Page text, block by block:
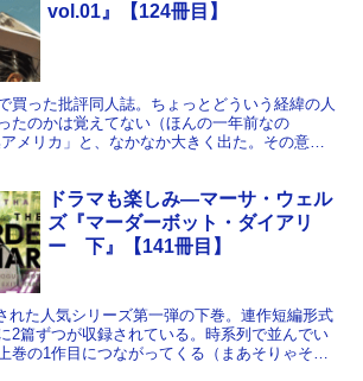
vol.01』【124冊目】
買った批評同人誌。ちょっとどういう経緯の人
たのかは覚えてない（ほんの一年前なの
メリカ」と、なかなか大きく出た。その意気
ドラマも楽しみ―マーサ・ウェル
ズ『マーダーボット・ダイアリ
ー 下』【141冊目】
れた人気シリーズ第一弾の下巻。連作短編形式
2篇ずつが収録されている。時系列で並んでい
巻の1作目につながってくる（まあそりゃそう